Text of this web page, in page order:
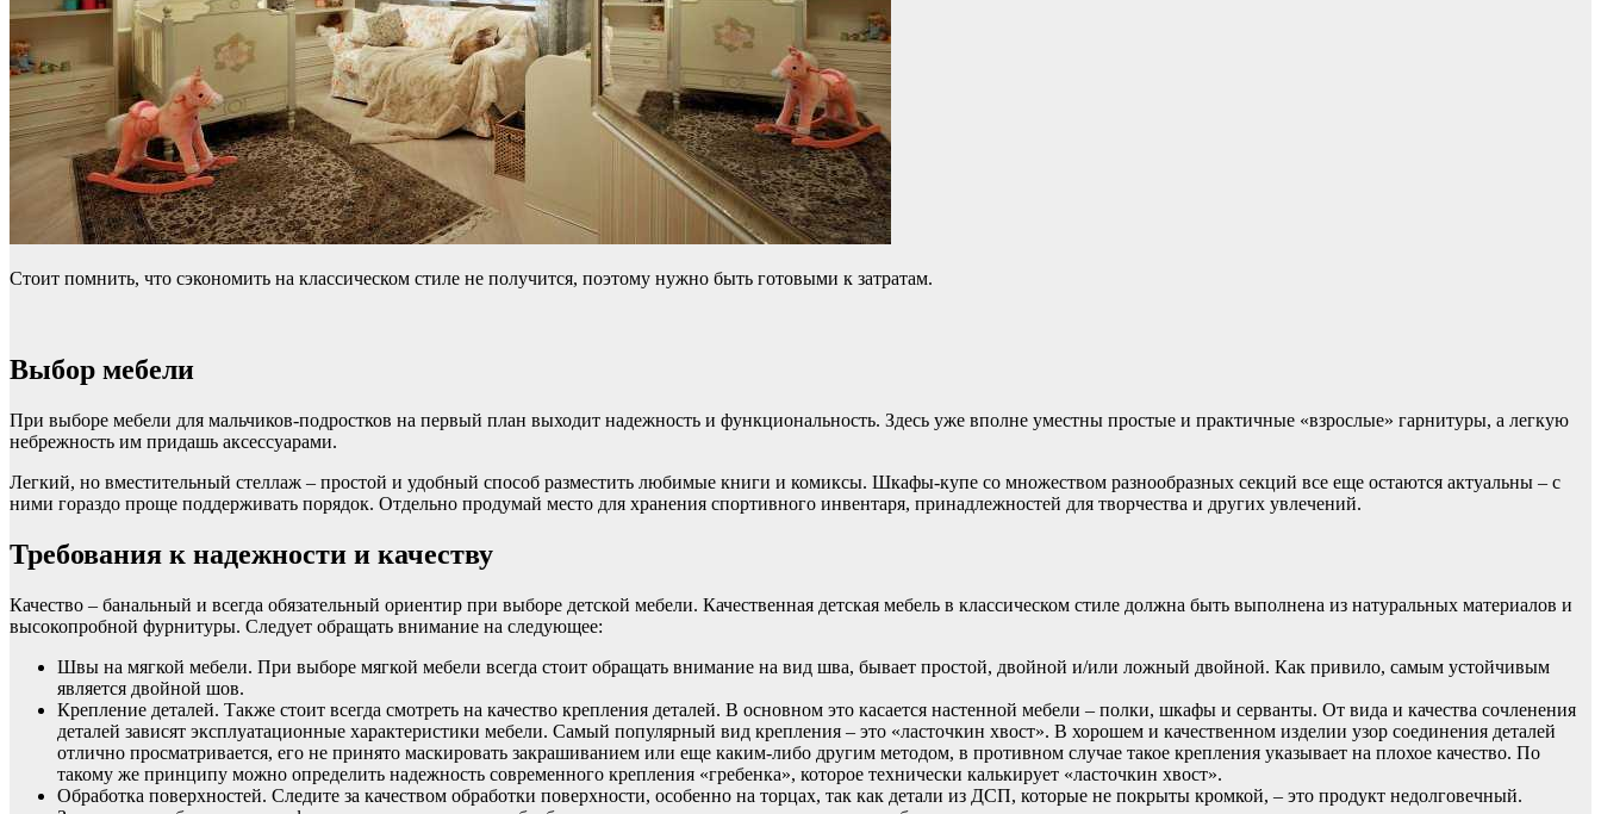
Стоит помнить, что сэкономить на классическом стиле не получится, поэтому нужно быть готовыми к затратам.
Выбор мебели
При выборе мебели для мальчиков-подростков на первый план выходит надежность и функциональность. Здесь уже вполне уместны простые и практичные «взрослые» гарнитуры, а легкую
небрежность им придашь аксессуарами.
Легкий, но вместительный стеллаж – простой и удобный способ разместить любимые книги и комиксы. Шкафы-купе со множеством разнообразных секций все еще остаются актуальны – с
ними гораздо проще поддерживать порядок. Отдельно продумай место для хранения спортивного инвентаря, принадлежностей для творчества и других увлечений.
Требования к надежности и качеству
Качество – банальный и всегда обязательный ориентир при выборе детской мебели. Качественная детская мебель в классическом стиле должна быть выполнена из натуральных материалов и
высокопробной фурнитуры. Следует обращать внимание на следующее:
Швы на мягкой мебели. При выборе мягкой мебели всегда стоит обращать внимание на вид шва, бывает простой, двойной и/или ложный двойной. Как привило, самым устойчивым
является двойной шов.
Крепление деталей. Также стоит всегда смотреть на качество крепления деталей. В основном это касается настенной мебели – полки, шкафы и серванты. От вида и качества сочленения
деталей зависят эксплуатационные характеристики мебели. Самый популярный вид крепления – это «ласточкин хвост». В хорошем и качественном изделии узор соединения деталей
отлично просматривается, его не принято маскировать закрашиванием или еще каким-либо другим методом, в противном случае такое крепления указывает на плохое качество. По
такому же принципу можно определить надежность современного крепления «гребенка», которое технически калькирует «ласточкин хвост».
Обработка поверхностей. Следите за качеством обработки поверхности, особенно на торцах, так как детали из ДСП, которые не покрыты кромкой, – это продукт недолговечный.